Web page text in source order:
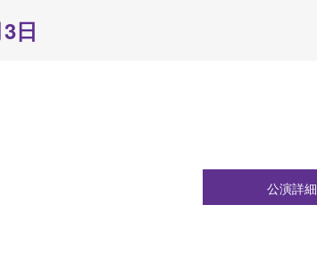
日
公演詳細